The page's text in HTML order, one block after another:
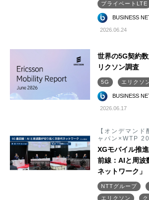
プライベートLTE
BUSINESS
2026.06.24
世界の5G契約
リクソン調査
5G エリクソ
BUSINESS
2026.06.17
【オンデマン
ャパン×WTP
XGモバイル推
前線：AIと周波
ネットワーク」
NTTグループ
エリクソン